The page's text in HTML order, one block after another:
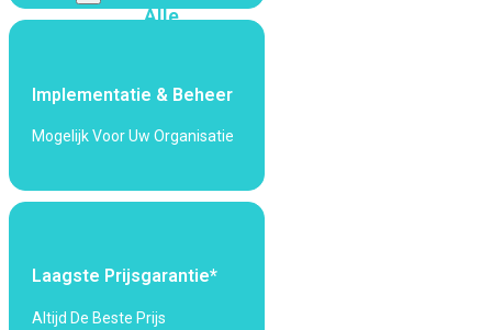
Alle
bekijken
Wi-
5Wi-
6Wi-
Implementatie & Beheer
Mogelijk Voor Uw Organisatie
Laagste Prijsgarantie*
Altijd De Beste Prijs